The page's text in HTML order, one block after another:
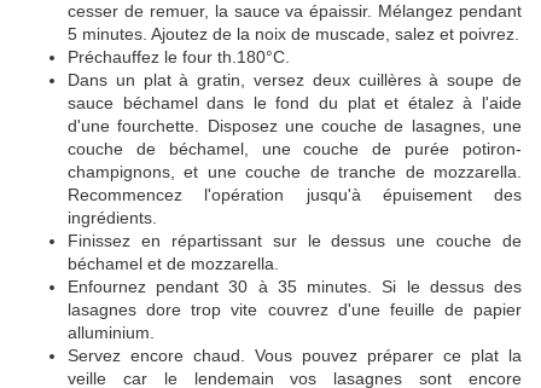
cesser de remuer, la sauce va épaissir. Mélangez pendant
5 minutes. Ajoutez de la noix de muscade, salez et poivrez.
Préchauffez le four th.180°C.
Dans un plat à gratin, versez deux cuillères à soupe de
sauce béchamel dans le fond du plat et étalez à l'aide
d'une fourchette. Disposez une couche de lasagnes, une
couche de béchamel, une couche de purée potiron-
champignons, et une couche de tranche de mozzarella.
Recommencez l'opération jusqu'à épuisement des
ingrédients.
Finissez en répartissant sur le dessus une couche de
béchamel et de mozzarella.
Enfournez pendant 30 à 35 minutes. Si le dessus des
lasagnes dore trop vite couvrez d'une feuille de papier
alluminium.
Servez encore chaud. Vous pouvez préparer ce plat la
veille car le lendemain vos lasagnes sont encore